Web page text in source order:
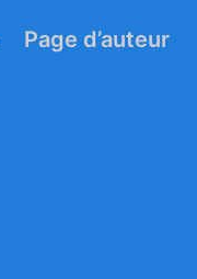
Page d’auteur